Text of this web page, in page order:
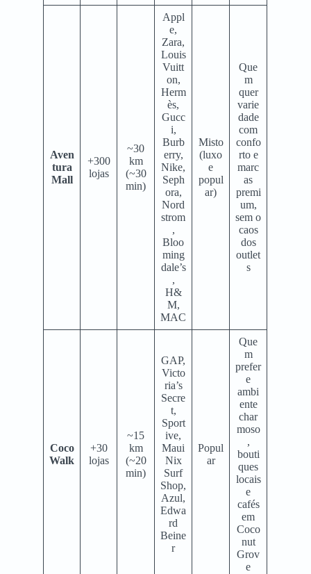
Aven
tura
Mall
+300
lojas
~30
km
(~30
min)
Appl
e,
Zara,
Louis
Vuitt
on,
Herm
ès,
Gucc
i,
Burb
erry,
Nike,
Seph
ora,
Nord
strom
,
Bloo
ming
dale’s
,
H&
M,
MAC
Misto
(luxo
e
popul
ar)
Que
m
quer
varie
dade
com
confo
rto e
marc
as
premi
um,
sem o
caos
dos
outlet
s
Coco
Walk
+30
lojas
~15
km
(~20
min)
GAP,
Victo
ria’s
Secre
t,
Sport
ive,
Maui
Nix
Surf
Shop,
Azul,
Edwa
rd
Beine
r
Popul
ar
Que
m
prefer
e
ambi
ente
char
moso
,
bouti
ques
locais
e
cafés
em
Coco
nut
Grov
e